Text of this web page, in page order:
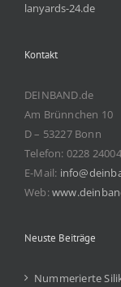
lanyards-24.de
Kontakt
DEINBAND.de
Am Brünnchen 10
D – 53227 Bonn
Telefon: 0228
E-Mail:
Web:
Neuste Beiträge
Nummerierte